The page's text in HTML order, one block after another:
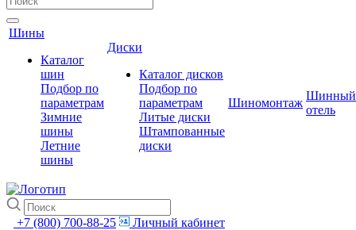
Шины
Каталог
шин
Подбор по
параметрам
Зимние
шины
Летние
шины
Диски
Каталог дисков
Подбор по
параметрам
Литые диски
Штампованные
диски
Шиномонтаж
Шинный
отель
+7 (800) 700-88-25
Личный кабинет